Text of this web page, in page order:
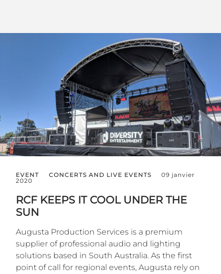
EVENT CONCERTS AND LIVE EVENTS
09 janvier
2020
RCF KEEPS IT COOL UNDER THE
SUN
Augusta Production Services is a premium
supplier of professional audio and lighting
solutions based in South Australia. As the first
point of call for regional events, Augusta rely on